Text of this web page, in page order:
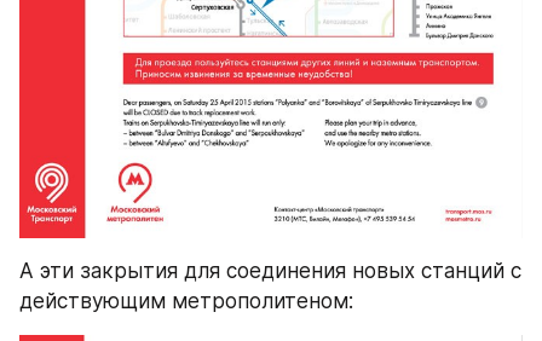
А эти закрытия для соединения новых станций с
действующим метрополитеном: